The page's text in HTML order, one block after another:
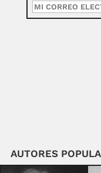
AUTORES